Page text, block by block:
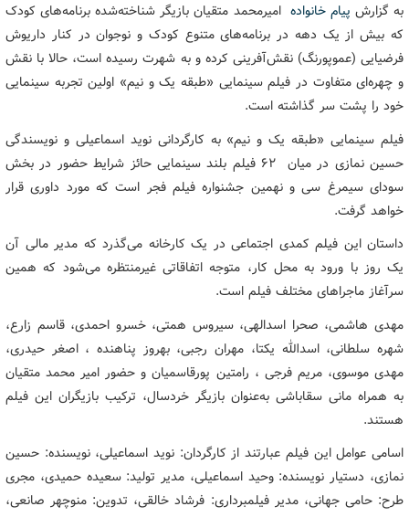
به گزارش پیام خانواده امیرمحمد متقیان بازیگر شناخته‌شده برنامه‌های کودک
که بیش از یک دهه در برنامه‌های متنوع کودک و نوجوان در کنار داریوش
فرضیایی (عموپورنگ) نقش‌آفرینی کرده و به شهرت رسیده است، حالا با نقش
و چهره‌ای متفاوت در فیلم سینمایی «طبقه یک و نیم» اولین تجربه سینمایی
خود را پشت سر گذاشته است.
فیلم سینمایی «طبقه یک و نیم» به کارگردانی نوید اسماعیلی و نویسندگی
حسین نمازی در میان ۶۲ فیلم بلند سینمایی حائز شرایط حضور در بخش
سودای سیمرغ سی و نهمین جشنواره فیلم فجر است که مورد داوری قرار
خواهد گرفت.
داستان این فیلم کمدی اجتماعی در یک کارخانه می‌گذرد که مدیر مالی آن
یک روز با ورود به محل کار، متوجه اتفاقاتی غیرمنتظره می‌شود که همین
سرآغاز ماجراهای مختلف فیلم است.
مهدی هاشمی، صحرا اسدالهی، سیروس همتی، خسرو احمدی، قاسم زارع،
شهره سلطانی، اسدالله یکتا، مهران رجبی، بهروز پناهنده ، اصغر حیدری،
مهدی موسوی، مریم فرجی ، رامتین پورقاسمیان و حضور امیر محمد متقیان
به همراه مانی سقاباشی به‌عنوان بازیگر خردسال، ترکیب بازیگران این فیلم
هستند.
اسامی عوامل این فیلم عبارتند از کارگردان: نوید اسماعیلی، نویسنده: حسین
نمازی، دستیار نویسنده: وحید اسماعیلی، مدیر تولید: سعیده حمیدی، مجری
طرح: حامی جهانی، مدیر فیلمبرداری: فرشاد خالقی، تدوین: منوچهر صانعی،